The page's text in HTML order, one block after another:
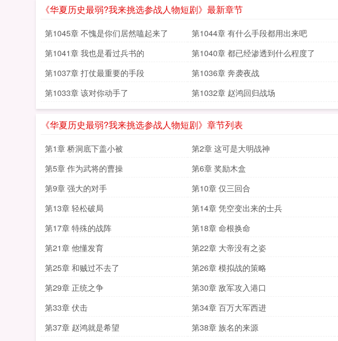
《华夏历史最弱?我来挑选参战人物短剧》最新章节
第1045章 不愧是你们居然嗑起来了 第1044章 有什么手段都用出来吧
第1041章 我也是看过兵书的
第1040章 都已经渗透到什么程度了
第1037章 打仗最重要的手段
第1036章 奔袭夜战
第1033章 该对你动手了
第1032章 赵鸿回归战场
《华夏历史最弱?我来挑选参战人物短剧》章节列表
第1章 桥洞底下盖小被 第2章 这可是大明战神
第5章 作为武将的曹操
第6章 奖励木盒
第9章 强大的对手
第10章 仅三回合
第13章 轻松破局
第14章 凭空变出来的士兵
第17章 特殊的战阵
第18章 命根换命
第21章 他懂发育
第22章 大帝没有之姿
第25章 和贼过不去了
第26章 模拟战的策略
第29章 正统之争
第30章 敌军攻入港口
第33章 伏击
第34章 百万大军西进
第37章 赵鸿就是希望
第38章 族名的来源